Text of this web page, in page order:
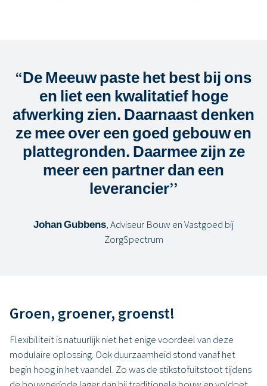
“De Meeuw paste het best bij ons
en liet een kwalitatief hoge
afwerking zien. Daarnaast denken
ze mee over een goed gebouw en
plattegronden. Daarmee zijn ze
meer een partner dan een
leverancier’’
Johan Gubbens, Adviseur Bouw en Vastgoed bij
ZorgSpectrum
Groen, groener, groenst!
Flexibiliteit is natuurlijk niet het enige voordeel van deze
modulaire oplossing. Ook duurzaamheid stond vanaf het
begin hoog in het vaandel. Zo was de stikstofuitstoot tijdens